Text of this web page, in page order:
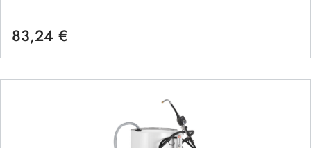
Regulärer Preis:
83,24 €